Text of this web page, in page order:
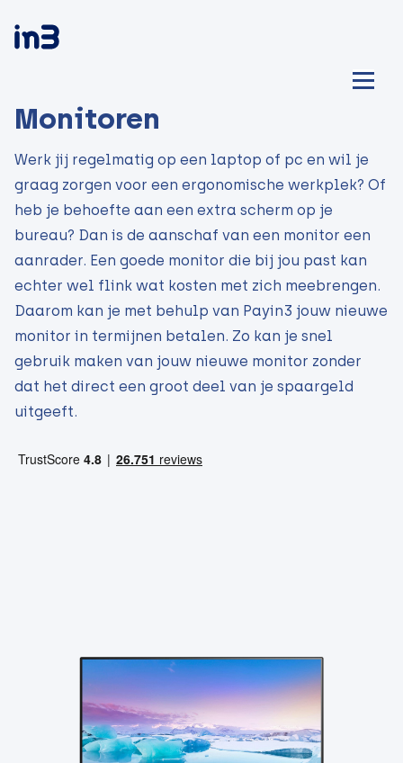
Monitoren
Werk jij regelmatig op een laptop of pc en wil je
graag zorgen voor een ergonomische werkplek? Of
heb je behoefte aan een extra scherm op je
bureau? Dan is de aanschaf van een monitor een
aanrader. Een goede monitor die bij jou past kan
echter wel flink wat kosten met zich meebrengen.
Daarom kan je met behulp van Payin3 jouw nieuwe
monitor in termijnen betalen. Zo kan je snel
gebruik maken van jouw nieuwe monitor zonder
dat het direct een groot deel van je spaargeld
uitgeeft.